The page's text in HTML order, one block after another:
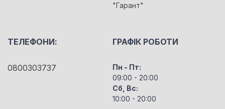
"Гарант"
ТЕЛЕФОНИ:
0800303737
ГРАФІК РОБОТИ
Пн - Пт:
09:00 - 20:00
Сб, Вс:
10:00 - 20:00